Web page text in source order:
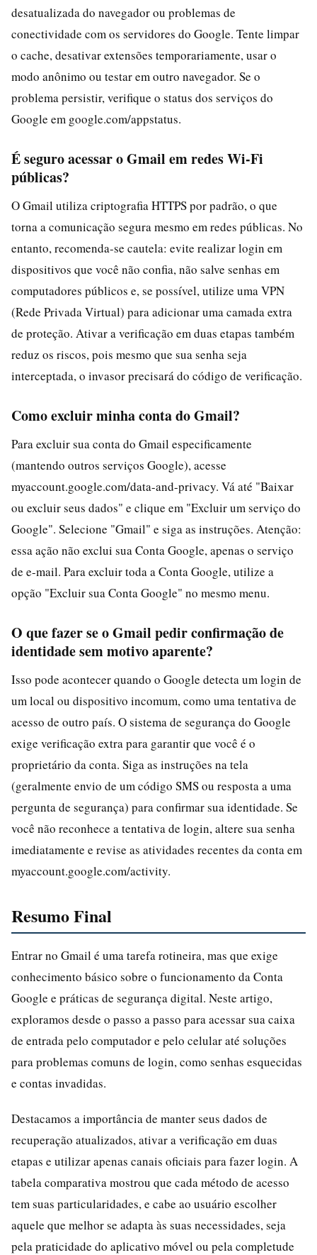
desatualizada do navegador ou problemas de
conectividade com os servidores do Google. Tente limpar
o cache, desativar extensões temporariamente, usar o
modo anônimo ou testar em outro navegador. Se o
problema persistir, verifique o status dos serviços do
Google em google.com/appstatus.
É seguro acessar o Gmail em redes Wi-Fi
públicas?
O Gmail utiliza criptografia HTTPS por padrão, o que
torna a comunicação segura mesmo em redes públicas. No
entanto, recomenda-se cautela: evite realizar login em
dispositivos que você não confia, não salve senhas em
computadores públicos e, se possível, utilize uma VPN
(Rede Privada Virtual) para adicionar uma camada extra
de proteção. Ativar a verificação em duas etapas também
reduz os riscos, pois mesmo que sua senha seja
interceptada, o invasor precisará do código de verificação.
Como excluir minha conta do Gmail?
Para excluir sua conta do Gmail especificamente
(mantendo outros serviços Google), acesse
myaccount.google.com/data-and-privacy. Vá até "Baixar
ou excluir seus dados" e clique em "Excluir um serviço do
Google". Selecione "Gmail" e siga as instruções. Atenção:
essa ação não exclui sua Conta Google, apenas o serviço
de e-mail. Para excluir toda a Conta Google, utilize a
opção "Excluir sua Conta Google" no mesmo menu.
O que fazer se o Gmail pedir confirmação de
identidade sem motivo aparente?
Isso pode acontecer quando o Google detecta um login de
um local ou dispositivo incomum, como uma tentativa de
acesso de outro país. O sistema de segurança do Google
exige verificação extra para garantir que você é o
proprietário da conta. Siga as instruções na tela
(geralmente envio de um código SMS ou resposta a uma
pergunta de segurança) para confirmar sua identidade. Se
você não reconhece a tentativa de login, altere sua senha
imediatamente e revise as atividades recentes da conta em
myaccount.google.com/activity.
Resumo Final
Entrar no Gmail é uma tarefa rotineira, mas que exige
conhecimento básico sobre o funcionamento da Conta
Google e práticas de segurança digital. Neste artigo,
exploramos desde o passo a passo para acessar sua caixa
de entrada pelo computador e pelo celular até soluções
para problemas comuns de login, como senhas esquecidas
e contas invadidas.
Destacamos a importância de manter seus dados de
recuperação atualizados, ativar a verificação em duas
etapas e utilizar apenas canais oficiais para fazer login. A
tabela comparativa mostrou que cada método de acesso
tem suas particularidades, e cabe ao usuário escolher
aquele que melhor se adapta às suas necessidades, seja
pela praticidade do aplicativo móvel ou pela completude